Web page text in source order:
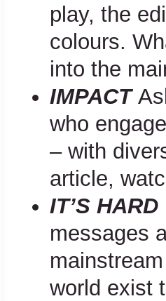
play, the
colours.
into the
IMPACT
who
– with
article,
IT’S
messages
world exist